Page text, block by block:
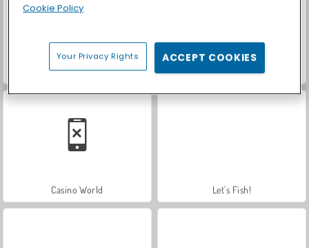
World War 2 Shooter Car Parking City Duel
Casino World Let's Fish!
Cookie Policy
Your Privacy Rights ACCEPT COOKIES